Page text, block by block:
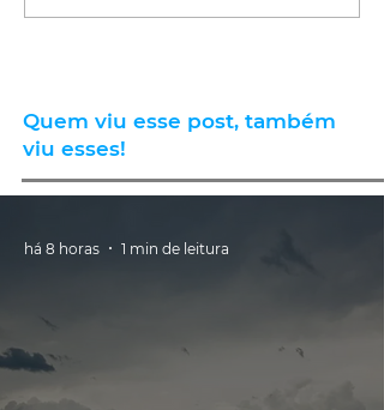
Quem viu esse post, também
viu esses!
há 8 horas 1 min de leitura